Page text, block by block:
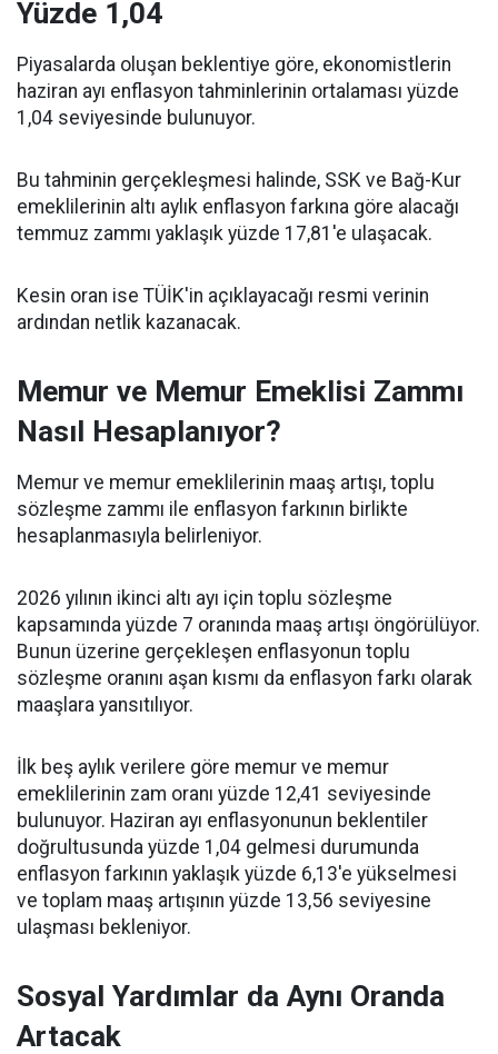
Yüzde 1,04
Piyasalarda oluşan beklentiye göre, ekonomistlerin
haziran ayı enflasyon tahminlerinin ortalaması yüzde
1,04 seviyesinde bulunuyor.
Bu tahminin gerçekleşmesi halinde, SSK ve Bağ-Kur
emeklilerinin altı aylık enflasyon farkına göre alacağı
temmuz zammı yaklaşık yüzde 17,81'e ulaşacak.
Kesin oran ise TÜİK'in açıklayacağı resmi verinin
ardından netlik kazanacak.
Memur ve Memur Emeklisi Zammı
Nasıl Hesaplanıyor?
Memur ve memur emeklilerinin maaş artışı, toplu
sözleşme zammı ile enflasyon farkının birlikte
hesaplanmasıyla belirleniyor.
2026 yılının ikinci altı ayı için toplu sözleşme
kapsamında yüzde 7 oranında maaş artışı öngörülüyor.
Bunun üzerine gerçekleşen enflasyonun toplu
sözleşme oranını aşan kısmı da enflasyon farkı olarak
maaşlara yansıtılıyor.
İlk beş aylık verilere göre memur ve memur
emeklilerinin zam oranı yüzde 12,41 seviyesinde
bulunuyor. Haziran ayı enflasyonunun beklentiler
doğrultusunda yüzde 1,04 gelmesi durumunda
enflasyon farkının yaklaşık yüzde 6,13'e yükselmesi
ve toplam maaş artışının yüzde 13,56 seviyesine
ulaşması bekleniyor.
Sosyal Yardımlar da Aynı Oranda
Artacak